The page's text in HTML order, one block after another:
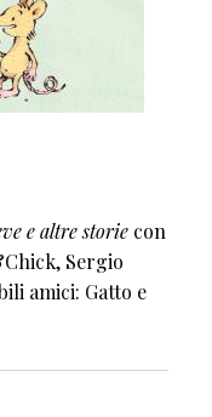
e altre storie con
Sergio
amici: Gatto e